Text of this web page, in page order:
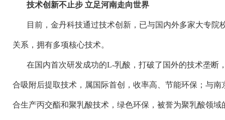
技术创新不止步 立足河南走向世界
目前，金丹科技通过技术创新，已与国内外多家大专院
关系，拥有多项核心技术。
在国内首次研发成功的L-乳酸，打破了国外的技术垄断
合吸附后提取技术，属国际首创，收率高、节能环保；与
合生产丙交酯和聚乳酸技术，绿色环保，被誉为聚乳酸领域